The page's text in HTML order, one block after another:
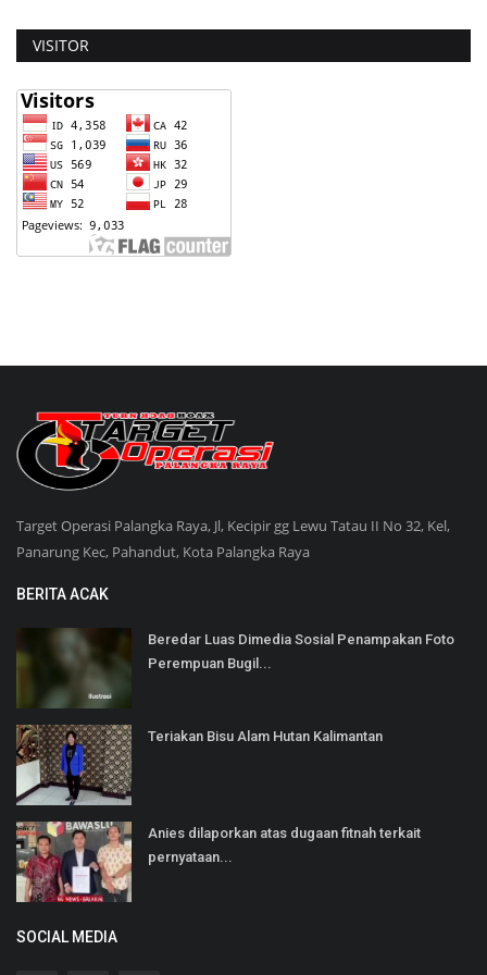
VISITOR
Target Operasi Palangka Raya, Jl, Kecipir gg Lewu Tatau II No 32, Kel,
Panarung Kec, Pahandut, Kota Palangka Raya
BERITA ACAK
Beredar Luas Dimedia Sosial Penampakan Foto
Perempuan Bugil...
Teriakan Bisu Alam Hutan Kalimantan
Anies dilaporkan atas dugaan fitnah terkait
pernyataan...
SOCIAL MEDIA